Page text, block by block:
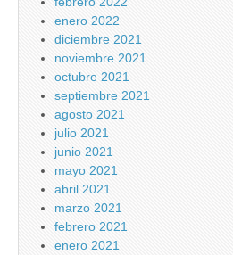
enero 2022
diciembre 2021
noviembre 2021
octubre 2021
septiembre 2021
agosto 2021
julio 2021
junio 2021
mayo 2021
abril 2021
marzo 2021
febrero 2021
enero 2021